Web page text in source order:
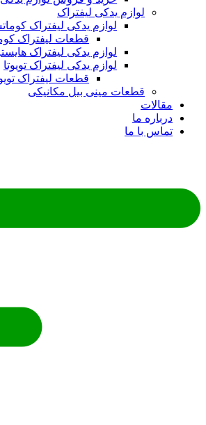
لوازم یدکی لیفتراک
لوازم یدکی لیفتراک کوماتسو
قطعات لیفتراک کوماتسو
لوازم یدکی لیفتراک هایستر
لوازم یدکی لیفتراک تویوتا
قطعات لیفتراک تویوتا
قطعات مینی بیل مکانیکی
ما
با ما